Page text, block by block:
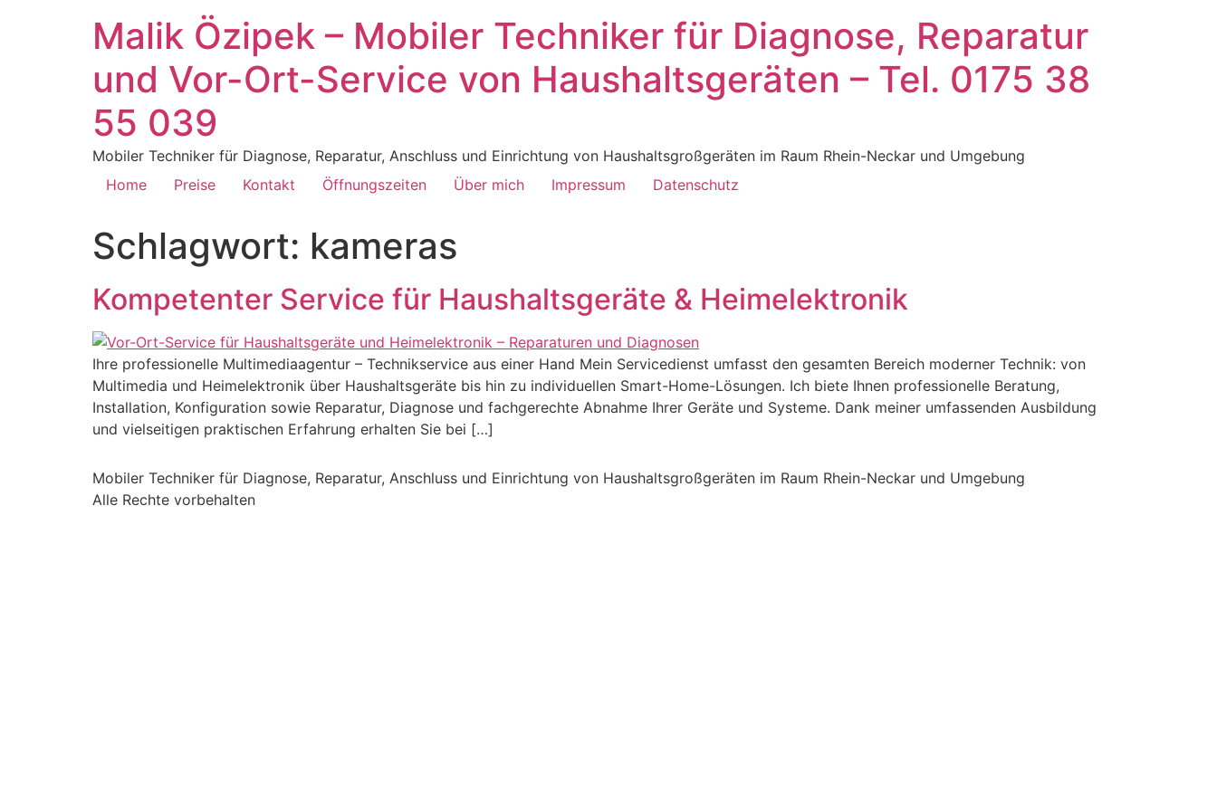
Malik Özipek – Mobiler Techniker für Diagnose, Reparatur
und Vor-Ort-Service von Haushaltsgeräten – Tel. 0175 38
55 039
Mobiler Techniker für Diagnose, Reparatur, Anschluss und Einrichtung von Haushaltsgroßgeräten im Raum Rhein-Neckar und Umgebung
Home
Preise Kontakt Öffnungszeiten Über mich Impressum Datenschutz
Schlagwort: kameras
Kompetenter Service für Haushaltsgeräte & Heimelektronik
Ihre professionelle Multimediaagentur – Technikservice aus einer Hand Mein Servicedienst umfasst den gesamten Bereich moderner Technik: von
Multimedia und Heimelektronik über Haushaltsgeräte bis hin zu individuellen Smart-Home-Lösungen. Ich biete Ihnen professionelle Beratung,
Installation, Konfiguration sowie Reparatur, Diagnose und fachgerechte Abnahme Ihrer Geräte und Systeme. Dank meiner umfassenden Ausbildung
und vielseitigen praktischen Erfahrung erhalten Sie bei […]
Mobiler Techniker für Diagnose, Reparatur, Anschluss und Einrichtung von Haushaltsgroßgeräten im Raum Rhein-Neckar und Umgebung
Alle Rechte vorbehalten